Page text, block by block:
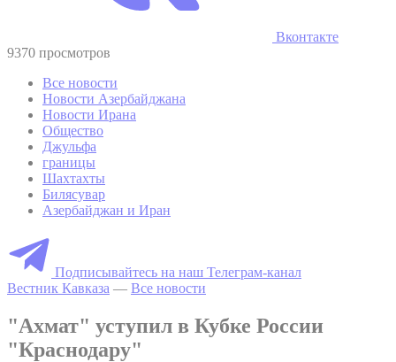
Вконтакте
9370 просмотров
Все новости
Новости Азербайджана
Новости Ирана
Общество
Джульфа
границы
Шахтахты
Билясувар
Азербайджан и Иран
Подписывайтесь на наш Телеграм-канал
Вестник Кавказа — Все новости
"Ахмат" уступил в Кубке России
"Краснодару"